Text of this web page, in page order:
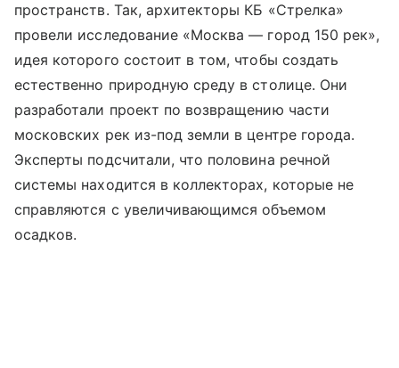
пространств. Так, архитекторы КБ «Стрелка»
провели исследование «Москва — город 150 рек»,
идея которого состоит в том, чтобы создать
естественно природную среду в столице. Они
разработали проект по возвращению части
московских рек из-под земли в центре города.
Эксперты подсчитали, что половина речной
системы находится в коллекторах, которые не
справляются с увеличивающимся объемом
осадков.